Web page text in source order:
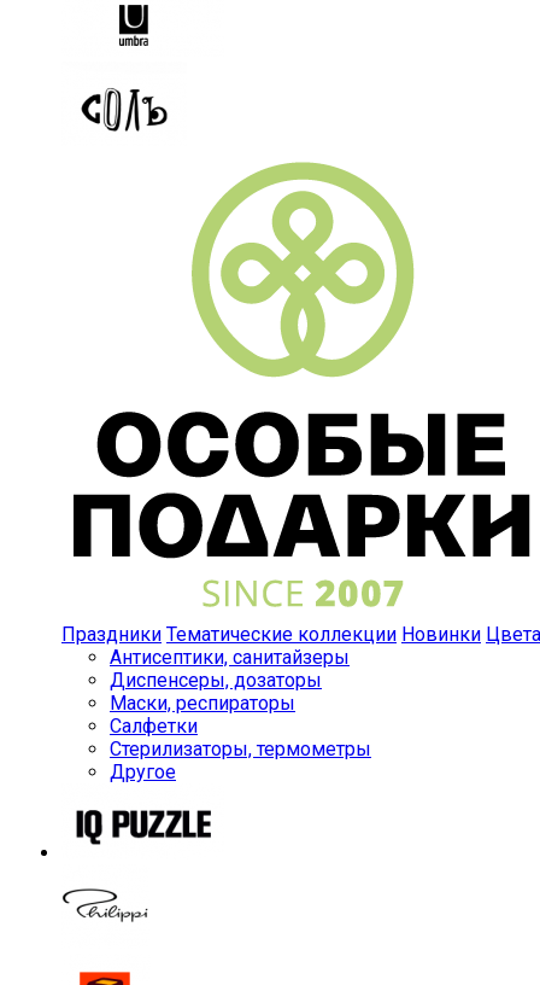
Праздники Тематические коллекции Новинки Цвета
Антисептики, санитайзеры
Диспенсеры, дозаторы
Маски, респираторы
Салфетки
Стерилизаторы, термометры
Другое